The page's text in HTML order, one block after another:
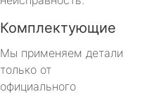
Комплектующие
Мы применяем детали
только от
официального